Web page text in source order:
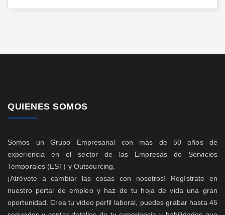
QUIENES SOMOS
Somos un Grupo Empresarial con más de 50 años de
experiencia en el sector de las Empresas de Servicios
Temporales (EST) y Outsourcing.
¡Atrévete a cambiar las cosas con nosotros! Regístrate en
nuestro portal de empleo y haz de tu hoja de vida una gran
oportunidad. Crea tu video perfil laboral, puedes grabar hasta 45